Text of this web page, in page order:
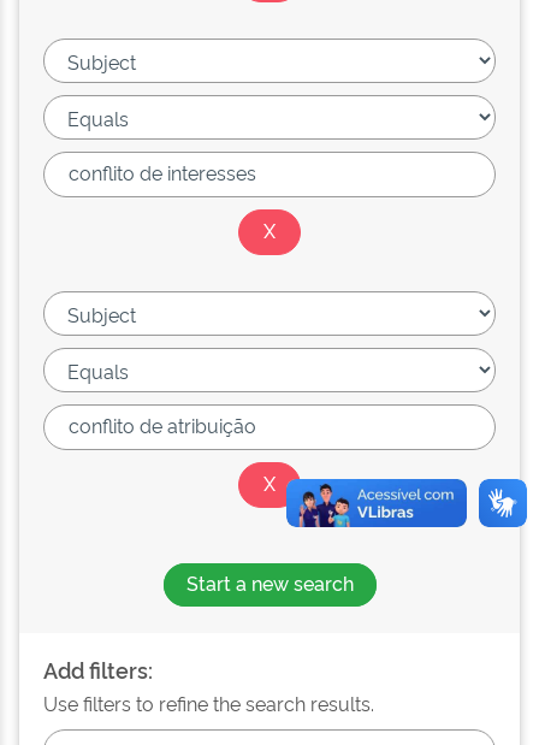
Start a new search
Add filters:
Use filters to refine the search results.